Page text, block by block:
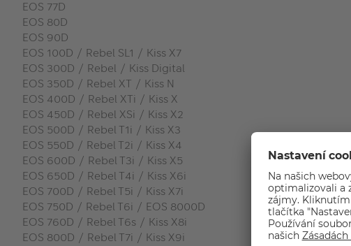
EOS 77D
EOS 80D
EOS 90D
EOS 100D / Rebel SL1 / Kiss X7
EOS 300D / Rebel / Kiss Digital
EOS 350D / Rebel XT / Kiss N
EOS 400D / Rebel XTi / Kiss X
EOS 450D / Rebel XSi / Kiss X2
EOS 500D / Rebel T1i / Kiss X3
EOS 550D / Rebel T2i / Kiss X4
EOS 600D / Rebel T3i / Kiss X5
EOS 650D / Rebel T4i / Kiss X6i
EOS 700D / Rebel T5i / Kiss X7i
EOS 750D / Rebel T6i / EOS 8000D
EOS 760D / Rebel T6s / Kiss X8i
EOS 800D / Rebel T7i / Kiss X9i